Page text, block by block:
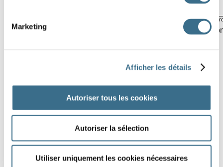
Marketing
Afficher les détails
Autoriser tous les cookies
Autoriser la sélection
Utiliser uniquement les cookies nécessaires
Software © 2014
You can check if your verbs are correctly placed by clicking